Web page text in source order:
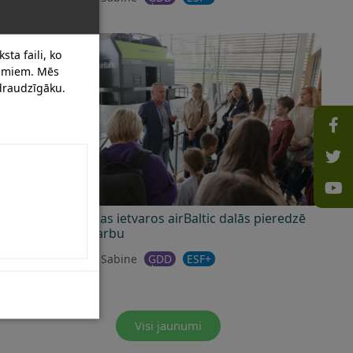
SIF programmas ietvaros airBaltic dalās pieredzē
par elastīgu darbu
Sabine ĢDD ESF+
Visi jaunumi
faili, ko
Mēs